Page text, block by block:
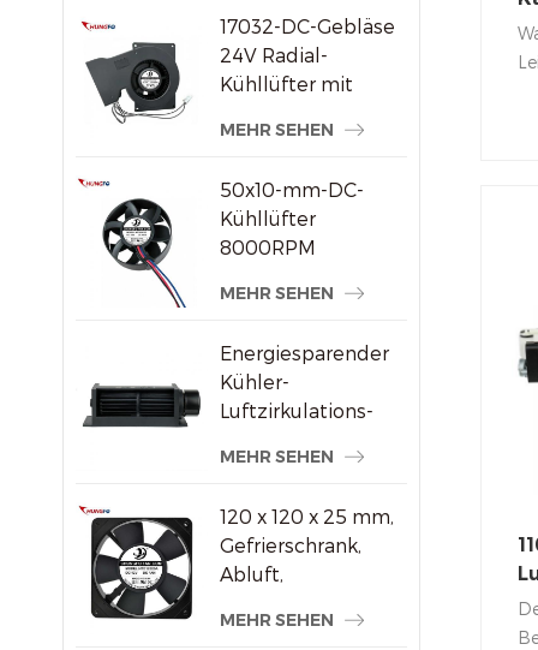
17032-DC-Gebläse
24V Radial-
Kühllüfter mit
Druck
MEHR SEHEN
50x10-mm-DC-
Kühllüfter
8000RPM
Bürstenloser
kleine
elektronische
Geräte
MEHR SEHEN
Energiesparender
Kühler-
Luftzirkulations-
aus Kunststoff
MEHR SEHEN
120 x 120 x 25 mm,
Gefrierschrank,
Abluft,
Axialventilator
MEHR SEHEN